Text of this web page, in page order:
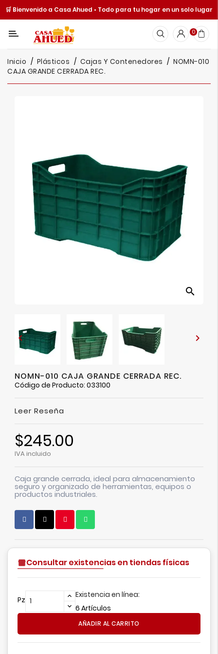
🛒 Bienvenido a Casa Ahued • Todo para tu hogar en un solo lugar
Categoría
Cocina
Y
Mesa
Juguetería
Ofertas
Catálogos
0
Inicio Plásticos Cajas Y Contenedores
NOMN-010
CAJA GRANDE CERRADA REC.
search
 
NOMN-010 CAJA GRANDE CERRADA REC.
Código de Producto: 033100
Leer Reseña
$245.00
IVA incluido
Caja grande cerrada, ideal para almacenamiento
seguro y organizado de herramientas, equipos o
productos industriales.
Consultar existencias en tiendas físicas
Pz
Existencia en línea:
6 Artículos
AÑADIR AL CARRITO